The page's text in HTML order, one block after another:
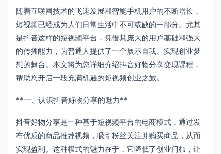
随着互联网技术的飞速发展和智能手机用户的不断增长，
短视频已经成为人们日常生活中不可或缺的一部分。尤其
是抖音这样的短视频平台，凭借其庞大的用户基础和强大
的传播能力，为普通人提供了一个展示自我、实现创业梦
想的舞台。本文将为您详细介绍抖音好物分享变现课程，
帮助您开启一段充满机遇的短视频创业之旅。
**一、认识抖音好物分享的魅力**
抖音好物分享是一种基于短视频平台的电商模式，通过发
布优质的商品推荐视频，吸引粉丝关注并购买商品，从而
实现盈利。这种模式的魅力在于，它降低了创业门槛，让